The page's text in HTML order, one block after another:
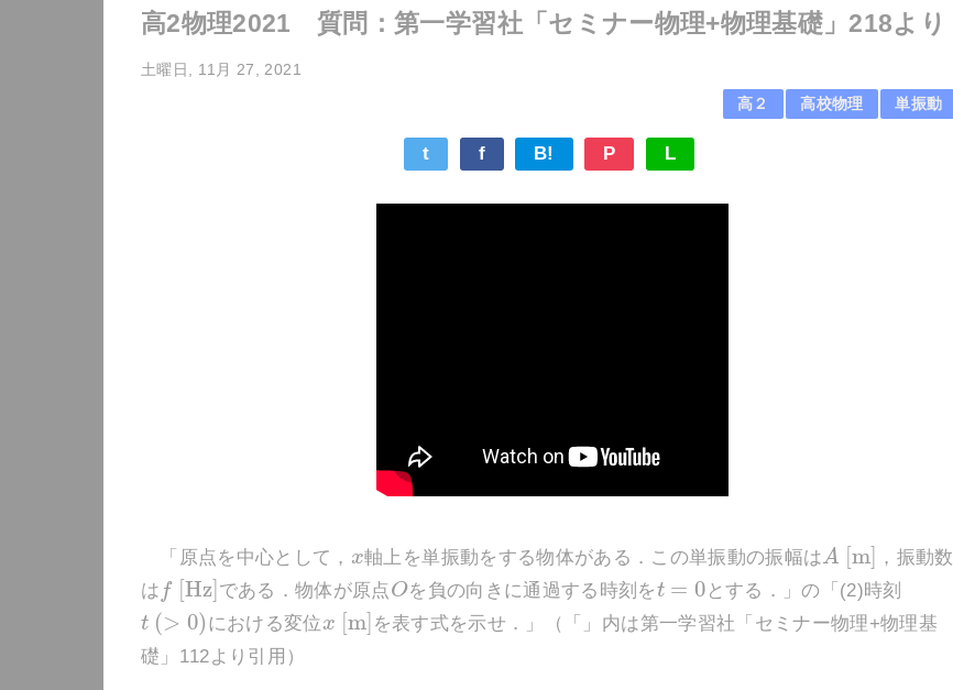
高2物理2021 質問：第一学習社「セミナー物理+物理基礎」218より
土曜日, 11月 27, 2021
高２ 高校物理 単振動
t f B! P L
「原点を中心として， x軸上を単振動をする物体がある．この単振動の振幅はA [m] ，振動数
は f [Hz] である．物体が原点 Oを負の向きに通過する時刻をt = 0 とする．」の「(2)時刻
t (> 0) における変位x [m] を表す式を示せ．」（「」内は第一学習社「セミナー物理+物理基
礎」112より引用）